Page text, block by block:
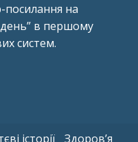
на
день” в першому
систем.
історії Здоров’я